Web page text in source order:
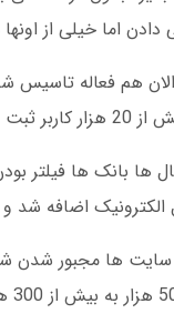
اما خیلی از
که الان هم فعاله
ها بانک ها فیلتر
قوانین سایت ها